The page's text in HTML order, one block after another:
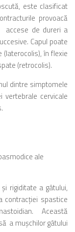
este clasificat
provoacă
accese de dureri a
Capul poate
în flexie
(retrocolis).
dintre simptomele
vertebrale cervicale
ale
rigiditate a gâtului,
contracţiei spastice
Această
a muşchilor gâtului